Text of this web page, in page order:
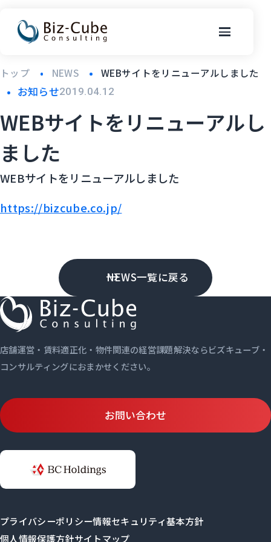
トップ NEWS WEBサイトをリニューアルしました
お知らせ2019.04.12
WEBサイトをリニューアルし
ました
WEBサイトをリニューアルしました
https://bizcube.co.jp/
NEWS一覧に戻る
店舗運営・賃料適正化・物件関連の経営課題解決ならビズキューブ・
コンサルティングにおまかせください。
お問い合わせ
プライバシーポリシー情報セキュリティ基本方針
個人情報保護方針サイトマップ